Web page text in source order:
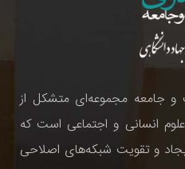
و جامعه مجموعه‌ای متشکل از
انسانی و اجتماعی است که
و تقویت شبکه‌های اصلاحی